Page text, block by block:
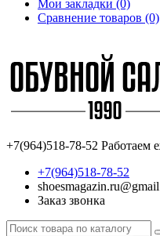
Мои закладки (0)
Сравнение товаров (0)
+7(964)518-78-52 Работаем
+7(964)518-78-52
Заказ звонка